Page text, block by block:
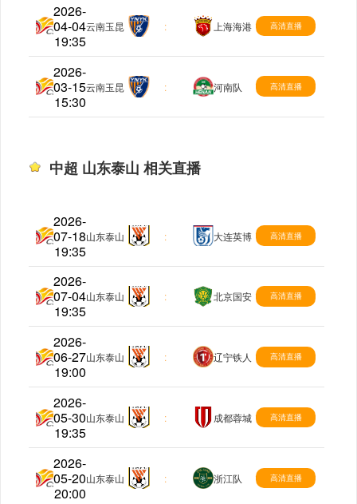
2026-
04-04
19:35
中超
云南玉昆 : 上海海港 高清直播
2026-
03-15
15:30
中超
云南玉昆 : 河南队 高清直播
中超 山东泰山 相关直播
2026-
07-18
19:35
中超
山东泰山 : 大连英博 高清直播
2026-
07-04
19:35
中超
山东泰山 : 北京国安 高清直播
2026-
06-27
19:00
中超
山东泰山 : 辽宁铁人 高清直播
2026-
05-30
19:35
中超
山东泰山 : 成都蓉城 高清直播
2026-
05-20
20:00
中超
山东泰山 : 浙江队 高清直播